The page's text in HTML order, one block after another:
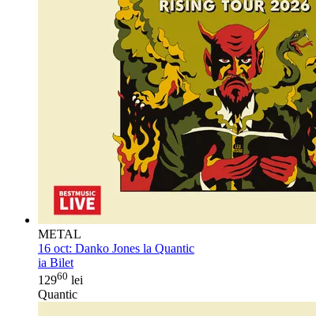
METAL
16 oct: Danko Jones la Quantic
ia Bilet
12960 lei
Quantic